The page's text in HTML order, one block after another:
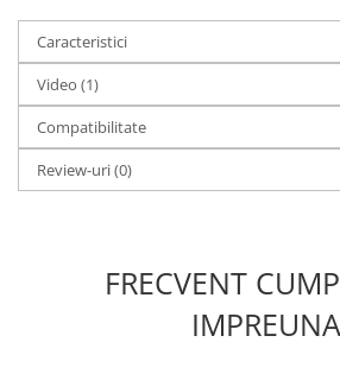
Samsung
Sony
Vodafone
Wiko
Xiaomi
ZTE
Caracteristici
Video (1)
Compatibilitate
Review-uri(0)
FRECVENT
IMPREUNA